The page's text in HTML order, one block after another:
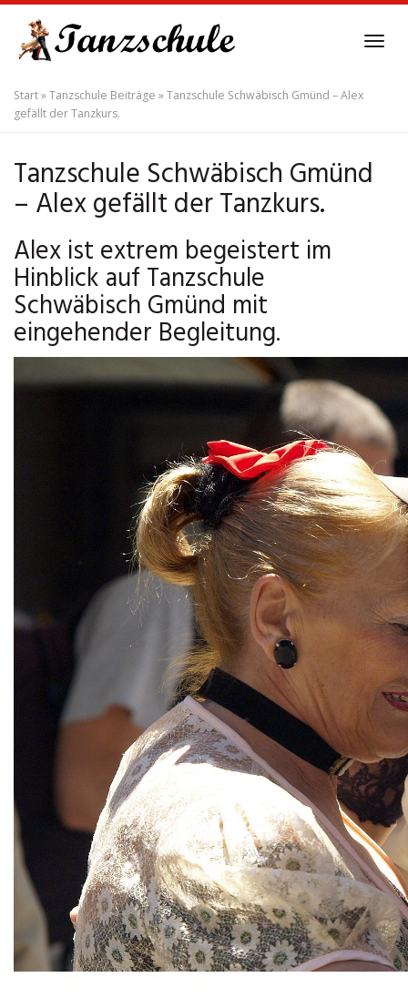
main
content
Start»Tanzschule Beiträge »Tanzschule Schwäbisch Gmünd – Alex
gefällt der Tanzkurs.
Tanzschule Schwäbisch Gmünd
– Alex gefällt der Tanzkurs.
Alex ist extrem begeistert im
Hinblick auf Tanzschule
Schwäbisch Gmünd mit
eingehender Begleitung.